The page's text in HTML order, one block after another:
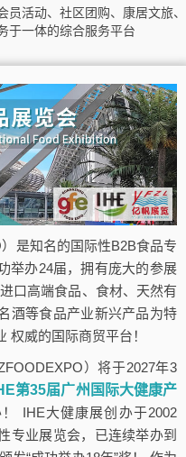
员活动、社区团购、康居文旅、
于一体的综合服务平台
）是知名的国际性B2B食品专
举办24届，拥有庞大的参展
口高端食品、食材、天然有
酒等食品产业新兴产品为特
权威的国际商贸平台！
）将于2027年3
第35届广州国际大健康产
IHE大健康展创办于2002
专业展览会，已连续举办到